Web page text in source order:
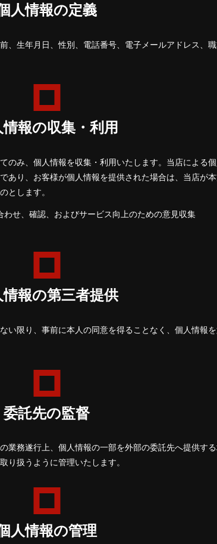
人情報の定義
、生年月日、性別、電話番号、電子メールアドレス、
報の収集・利用
のみ、個人情報を収集・利用いたします。当店による
あり、お客様が個人情報を提供された場合は、当店が
とします。
せ、確認、およびサービス向上のための意見収集
情報の第三者提供
い限り、事前に本人の同意を得ることなく、個人情報
委託先の監督
業務遂行上、個人情報の一部を外部の委託先へ提供す
り扱うように管理いたします。
人情報の管理